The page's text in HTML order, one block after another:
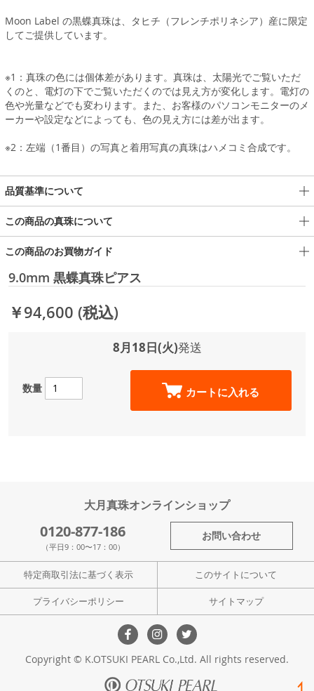
Moon Label の黒蝶真珠は、タヒチ（フレンチポリネシア）産に限定
してご提供しています。
※1：真珠の色には個体差があります。真珠は、太陽光でご覧いただ
くのと、電灯の下でご覧いただくのでは見え方が変化します。電灯の
色や光量などでも変わります。また、お客様のパソコンモニターのメ
ーカーや設定などによっても、色の見え方には差が出ます。
※2：左端（1番目）の写真と着用写真の真珠はハメコミ合成です。
品質基準について
この商品の真珠について
この商品のお買物ガイド
9.0mm 黒蝶真珠ピアス
￥94,600 (税込)
8月18日(火)発送
数量 カートに入れる
大月真珠オンラインショップ
0120-877-186
（平日9：00〜17：00）
お問い合わせ
特定商取引法に基づく表示 このサイトについて
プライバシーポリシー サイトマップ
Copyright © K.OTSUKI PEARL Co.,Ltd. All rights reserved.